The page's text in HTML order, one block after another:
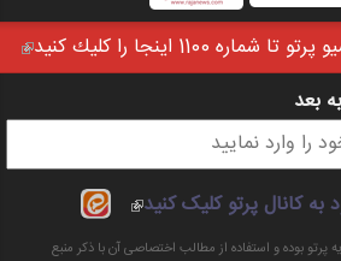
1100 اينجا را كليك كنيد
کانال پرتو کلیک کنید
(link is
external)
بوده و استفاده از مطالب اختصاصی آن با ذکر منبع